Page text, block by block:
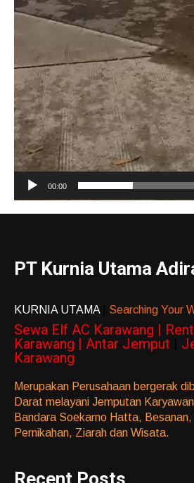
00:00
PT Kurnia Utama
KURNIA UTAMA Searching Your
Sewa Elf AC Karawang |
Karawang | Antar Jemput
Karawang
Merupakan Perusahaan bergerak
Darat melayani Jemputan
Bandara Soekarno Hatta,
Pernikahan, Ziarah dan Wisata.